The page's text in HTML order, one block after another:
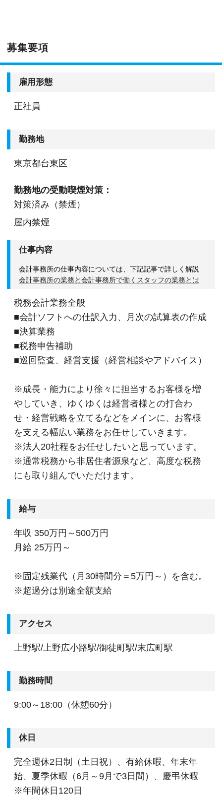
募集要項
雇用形態
正社員
勤務地
東京都台東区
勤務地の受動喫煙対策：
対策済み（禁煙）
屋内禁煙
仕事内容
会計事務所の仕事内容については、下記記事で詳しく解説
会計事務所の業務と会計事務所で働くスタッフの業務とは
税務会計業務全般
■会計ソフトへの仕訳入力、月次の試算表の作成
■決算業務
■税務申告補助
■巡回監査、経営支援（経営相談やアドバイス）
※成長・能力により徐々に担当するお客様を増
やしていき、ゆくゆくは経営者様との打合わ
せ・経営戦略を立てるなどをメインに、お客様
を支える幅広い業務をお任せしていきます。
※法人20社程をお任せしたいと思っています。
※通常税務から非居住者源泉など、高度な税務
にも取り組んでいただけます。
給与
年収 350万円～500万円
月給 25万円～
※固定残業代（月30時間分＝5万円～）を含む。
※超過分は別途全額支給
アクセス
上野駅/上野広小路駅/御徒町駅/末広町駅
勤務時間
9:00～18:00（休憩60分）
休日
完全週休2日制（土日祝）、有給休暇、年末年
始、夏季休暇（6月～9月で3日間）、慶弔休暇
※年間休日120日